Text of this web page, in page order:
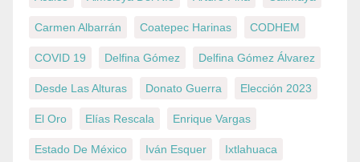
Carmen Albarrán Coatepec Harinas CODHEM
COVID 19 Delfina Gómez Delfina Gómez Álvarez
Desde Las Alturas Donato Guerra Elección 2023
El Oro Elías Rescala Enrique Vargas
Estado De México Iván Esquer Ixtlahuaca